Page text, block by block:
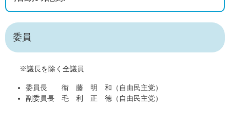
委員
※議長を除く全議員
委員長 衞 藤 明 和（自由民主党）
副委員長 毛 利 正 徳（自由民主党）